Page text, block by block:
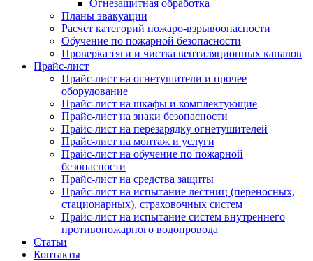
Огнезащитная обработка
Планы эвакуации
Расчет категорий пожаро-взрывоопасности
Обучение по пожарной безопасности
Проверка тяги и чистка вентиляционных каналов
Прайс-лист
Прайс-лист на огнетушители и прочее
оборудование
Прайс-лист на шкафы и комплектующие
Прайс-лист на знаки безопасности
Прайс-лист на перезарядку огнетушителей
Прайс-лист на монтаж и услуги
Прайс-лист на обучение по пожарной
безопасности
Прайс-лист на средства защиты
Прайс-лист на испытание лестниц (переносных,
стационарных), страховочных систем
Прайс-лист на испытание систем внутреннего
противопожарного водопровода
Статьи
Контакты